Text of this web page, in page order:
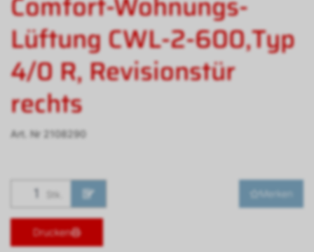
Lüftung CWL-2-600,Typ
4/0 R, Revisionstür
rechts
Art. Nr 2108290
Stk. Merken
Drucken